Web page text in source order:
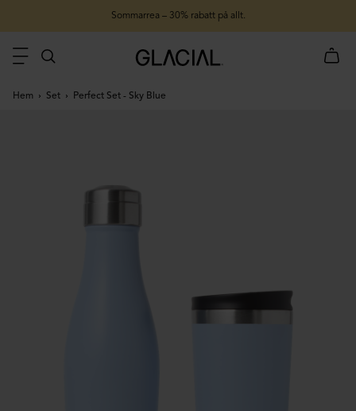
Sommarrea – 30% rabatt på allt.
Hem Set Perfect Set - Sky Blue